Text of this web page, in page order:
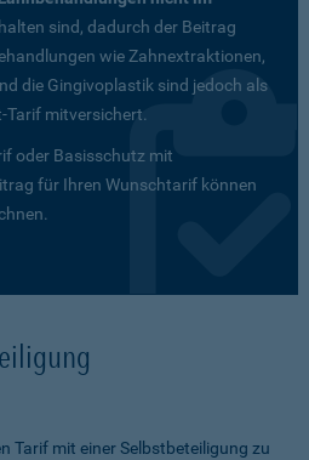
sind, dadurch der Beitrag
wie Zahnextraktionen,
die Gingivoplastik sind jedoch als
Tarif mitversichert.
oder Basisschutz mit
für Ihren Wunschtarif können
Tarif mit einer Selbstbeteiligung zu